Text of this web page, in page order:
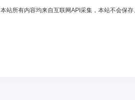
本站所有内容均来自互联网API采集，本站不会保